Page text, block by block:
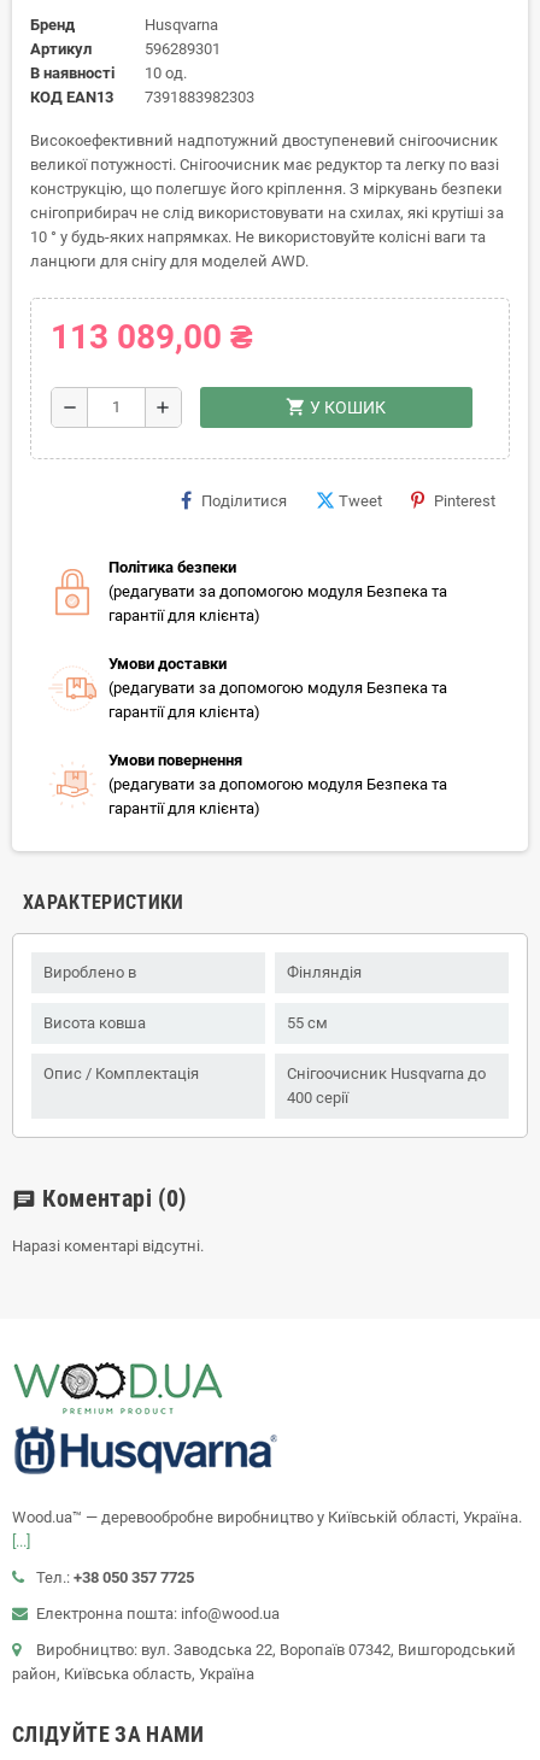
Бренд
Husqvarna
Артикул
596289301
В наявності
10 од.
КОД EAN13
7391883982303
Високоефективний надпотужний двоступеневий снігоочисник
великої потужності. Снігоочисник має редуктор та легку по вазі
конструкцію, що полегшує його кріплення. З міркувань безпеки
снігоприбирач не слід використовувати на схилах, які крутіші за
10 ° у будь-яких напрямках. Не використовуйте колісні ваги та
ланцюги для снігу для моделей AWD.
113 089,00 ₴
remove add shopping_cart У КОШИК
Поділитися Tweet Pinterest
Політика безпеки
(редагувати за допомогою модуля Безпека та
гарантії для клієнта)
Умови доставки
(редагувати за допомогою модуля Безпека та
гарантії для клієнта)
Умови повернення
(редагувати за допомогою модуля Безпека та
гарантії для клієнта)
ХАРАКТЕРИСТИКИ
Вироблено в Фінляндія
Висота ковша 55 см
Опис / Комплектація
Снігоочисник Husqvarna до
400 серії
chat Коментарі (0)
Наразі коментарі відсутні.
Wood.ua™ — деревообробне виробництво у Київській області, Україна.
[...]
Тел.: +38 050 357 7725
Електронна пошта: info@wood.ua
Виробництво: вул. Заводська 22, Воропаїв 07342, Вишгородський
район, Київська область, Україна
СЛІДУЙТЕ ЗА НАМИ